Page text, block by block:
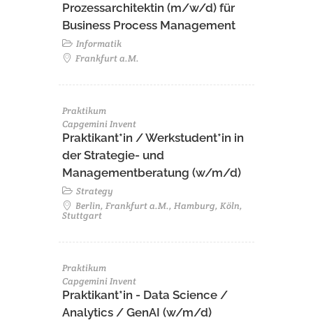
Prozessarchitektin (m/w/d) für
Business Process Management
Informatik
Frankfurt a.M.
Praktikum
Capgemini Invent
Praktikant*in / Werkstudent*in in
der Strategie- und
Managementberatung (w/m/d)
Strategy
Berlin, Frankfurt a.M., Hamburg, Köln,
Stuttgart
Praktikum
Capgemini Invent
Praktikant*in - Data Science /
Analytics / GenAI (w/m/d)